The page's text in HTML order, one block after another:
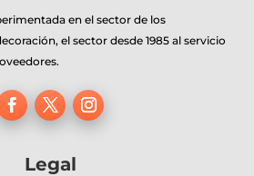
en el sector de los
el sector desde 1985 al servicio
Legal